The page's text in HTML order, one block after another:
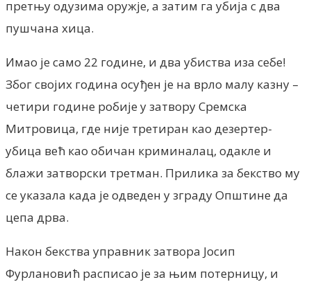
претњу одузима оружје, а затим га убија с два
пушчана хица.
Имао је само 22 године, и два убиства иза себе!
Због својих година осуђен је на врло малу казну –
четири године робије у затвору Сремска
Митровица, где није третиран као дезертер-
убица већ као обичан криминалац, одакле и
блажи затворски третман. Прилика за бекство му
се указала када је одведен у зграду Општине да
цепа дрва.
Након бекства управник затвора Јосип
Фурлановић расписао је за њим потерницу, и